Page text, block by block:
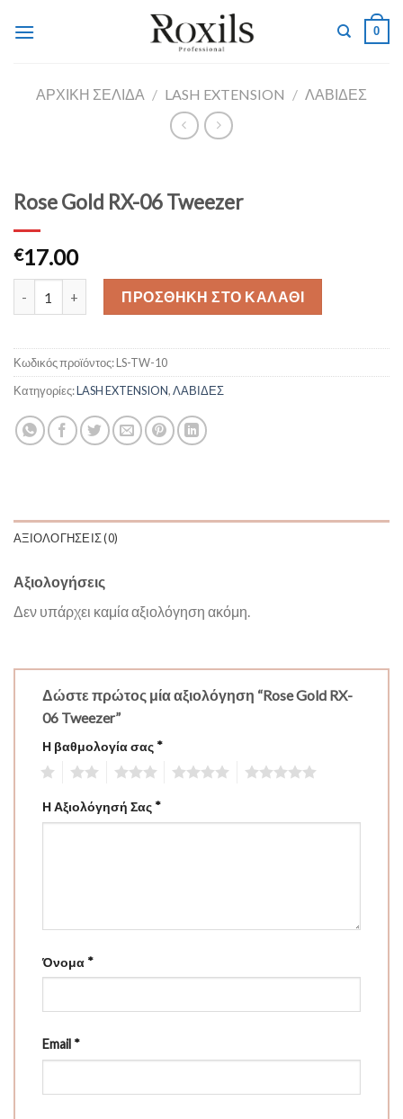
0
ΑΡΧΙΚΉ ΣΕΛΊΔΑ / LASH EXTENSION / ΛΑΒΙΔΕΣ
Rose Gold RX-06 Tweezer
€17.00
Rose Gold RX-06 Tweezer ποσότητα
ΠΡΟΣΘΉΚΗ ΣΤΟ ΚΑΛΆΘΙ
Κωδικός προϊόντος:LS-TW-10
Κατηγορίες:LASH EXTENSION,ΛΑΒΙΔΕΣ
ΑΞΙΟΛΟΓΉΣΕΙΣ (0)
Αξιολογήσεις
Δεν υπάρχει καμία αξιολόγηση ακόμη.
Δώστε πρώτος μία αξιολόγηση “Rose Gold RX-
06 Tweezer”
Η βαθμολογία σας *
Η Αξιολόγησή Σας *
Όνομα *
Email *